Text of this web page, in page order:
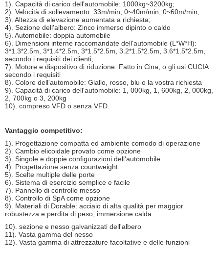
1). Capacità di carico dell'automobile: 1000kg~3200kg;
2). Velocità di sollevamento: 33m/min, 0~40m/min; 0~60m/min;
3). Altezza di elevazione aumentata a richiesta;
4). Sezione dell'albero: Zinco immerso dipinto o caldo
5). Automobile: doppia automobile
6). Dimensioni interne raccomandate dell'automobile (L*W*H):
3*1.3*2.5m, 3*1.4*2.5m, 3*1.5*2.5m, 3.2*1.5*2.5m, 3.6*1.5*2.5m,
secondo i requisiti dei clienti;
7). Motore e dispositivo di riduzione: Fatto in Cina, o gli usi CUCIA
secondo i requisiti
8). Colore dell'automobile: Giallo, rosso, blu o la vostra richiesta
9). Capacità di carico dell'automobile: 1, 000kg, 1, 600kg, 2, 000kg,
2, 700kg o 3, 200kg
10). compreso VFD o senza VFD.
Vantaggio competitivo:
1). Progettazione compatta ed ambiente comodo di operazione
2). Cambio elicoidale provato come opzione
3). Singole e doppie configurazioni dell'automobile
4). Progettazione senza countweight
5). Scelte multiple delle porte
6). Sistema di esercizio semplice e facile
7). Pannello di controllo messo
8). Controllo di SpA come opzione
9). Materiali di Dorable: acciaio di alta qualità per maggior
robustezza e perdita di peso, immersione calda
10). sezione e nesso galvanizzati dell'albero
11). Vasta gamma del nesso
12). Vasta gamma di attrezzature facoltative e delle funzioni